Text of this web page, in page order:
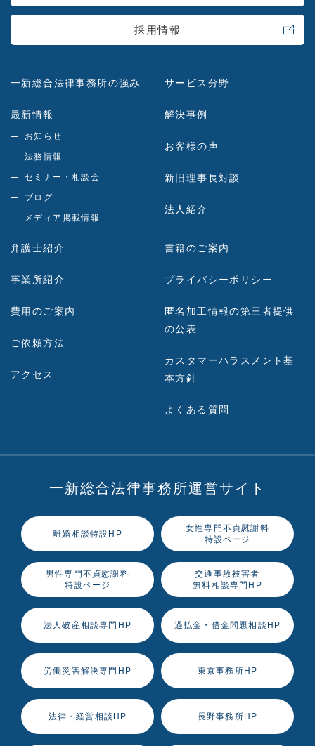
採用情報
一新総合法律事務所の強み
最新情報
お知らせ
法務情報
セミナー・相談会
ブログ
メディア掲載情報
サービス分野
解決事例
お客様の声
新旧理事長対談
法人紹介
弁護士紹介
事業所紹介
費用のご案内
ご依頼方法
アクセス
書籍のご案内
プライバシーポリシー
匿名加工情報の第三者提供
の公表
カスタマーハラスメント基
本方針
よくある質問
一新総合法律事務所運営サイト
離婚相談特設HP
女性専門不貞慰謝料
特設ページ
男性専門不貞慰謝料
特設ページ
交通事故被害者
無料相談専門HP
法人破産相談専門HP 過払金・借金問題相談HP
労働災害解決専門HP 東京事務所HP
法律・経営相談HP 長野事務所HP